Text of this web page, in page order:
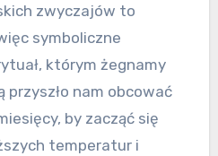
zwyczajów to
symboliczne
którym żegnamy
przyszło nam obcować
by zacząć się
temperatur i